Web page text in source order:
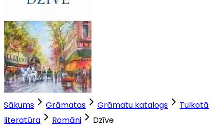
Sākums Grāmatas Grāmatu katalogs
Tulkotā
literatūra
Romāni Dzīve